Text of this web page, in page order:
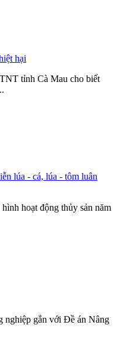
hại
tỉnh Cà Mau cho biết
lúa - cá, lúa - tôm luân
hoạt động thủy sản năm
nghiệp gắn với Đề án Nâng